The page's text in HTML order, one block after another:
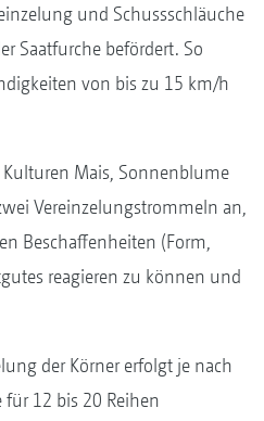
und Schussschläuche
Saatfurche befördert. So
von bis zu 15 km/h
Mais, Sonnenblume
Vereinzelungstrommeln an,
Beschaffenheiten (Form,
reagieren zu können und
der Körner erfolgt je nach
12 bis 20 Reihen